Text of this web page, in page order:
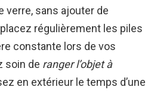
verre, sans ajouter de
régulièrement les piles
constante lors de vos
soin de ranger l’objet à
en extérieur le temps d’une